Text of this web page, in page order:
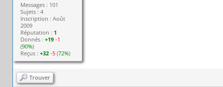
Messages : 101
Sujets : 4
Inscription : Août
2009
Réputation : 1
Donnés :+19 -1
(90%)
Reçus :+32 -5 (72%)
Trouver